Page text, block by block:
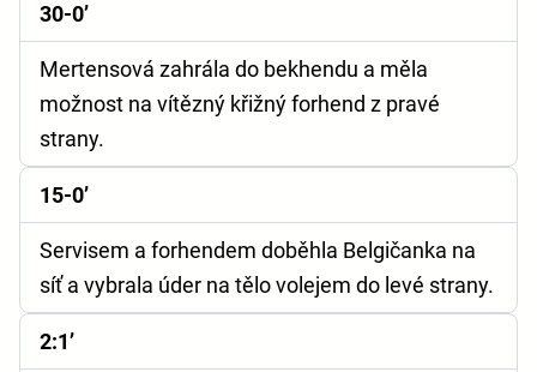
30-0’
Mertensová zahrála do bekhendu a měla
možnost na vítězný křižný forhend z pravé
strany.
15-0’
Servisem a forhendem doběhla Belgičanka na
síť a vybrala úder na tělo volejem do levé strany.
2:1’